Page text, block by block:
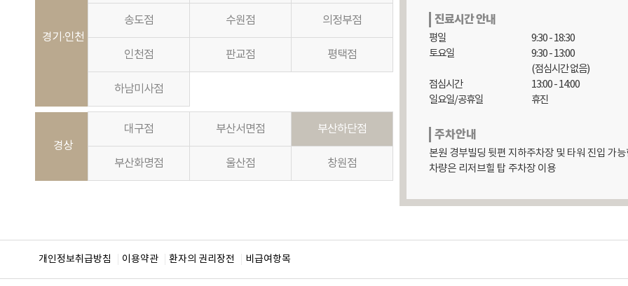
경기·인천
송도점 수원점 의정부점
인천점 판교점 평택점
하남미사점
경상
대구점 부산서면점 부산하단점
부산화명점 울산점 창원점
진료시간 안내
평일
토요일
점심시간
일요일/공휴일
9:30 - 18:30
9:30 - 13:00
(점심시간 없음)
13:00 - 14:00
휴진
주차안내
본원 경부빌딩 뒷편 지하주차장 및 타워 진입 가
차량은 리저브힐 탑 주차장 이용
개인정보취급방침 이용약관 환자의 권리장전 비급여항목